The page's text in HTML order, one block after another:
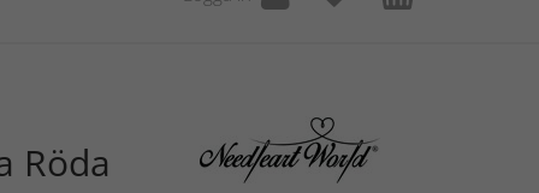
Röda